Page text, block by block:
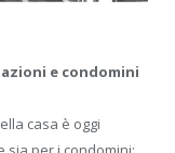
e condomini
casa è oggi